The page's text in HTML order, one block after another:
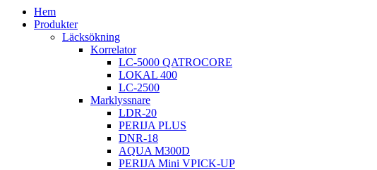
Hem
Produkter
Läcksökning
Korrelator
LC-5000 QATROCORE
LOKAL 400
LC-2500
Marklyssnare
LDR-20
PERIJA PLUS
DNR-18
AQUA M300D
PERIJA Mini VPICK-UP